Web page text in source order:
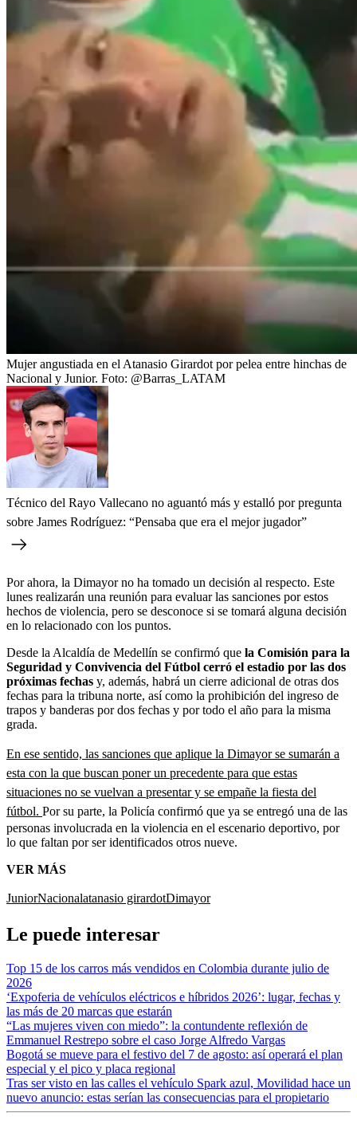
Mujer angustiada en el Atanasio Girardot por pelea entre hinchas de
Nacional y Junior. Foto: @Barras_LATAM
Técnico del Rayo Vallecano no aguantó más y estalló por pregunta
sobre James Rodríguez: “Pensaba que era el mejor jugador”
Por ahora, la Dimayor no ha tomado un decisión al respecto. Este
lunes realizarán una reunión para evaluar las sanciones por estos
hechos de violencia, pero se desconoce si se tomará alguna decisión
en lo relacionado con los puntos.
Desde la Alcaldía de Medellín se confirmó que la Comisión para la
Seguridad y Convivencia del Fútbol cerró el estadio por las dos
próximas fechas y, además, habrá un cierre adicional de otras dos
fechas para la tribuna norte, así como la prohibición del ingreso de
trapos y banderas por dos fechas y por todo el año para la misma
grada.
En ese sentido, las sanciones que aplique la Dimayor se sumarán a
esta con la que buscan poner un precedente para que estas
situaciones no se vuelvan a presentar y se empañe la fiesta del
fútbol. Por su parte, la Policía confirmó que ya se entregó una de las
personas involucrada en la violencia en el escenario deportivo, por
lo que faltan por ser identificados otros nueve.
VER MÁS
JuniorNacionalatanasio girardotDimayor
Le puede interesar
Top 15 de los carros más vendidos en Colombia durante julio de
2026
‘Expoferia de vehículos eléctricos e híbridos 2026’: lugar, fechas y
las más de 20 marcas que estarán
“Las mujeres viven con miedo”: la contundente reflexión de
Emmanuel Restrepo sobre el caso Jorge Alfredo Vargas
Bogotá se mueve para el festivo del 7 de agosto: así operará el plan
especial y el pico y placa regional
Tras ser visto en las calles el vehículo Spark azul, Movilidad hace un
nuevo anuncio: estas serían las consecuencias para el propietario